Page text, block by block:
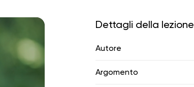
01:44
Dettagli della lezione
Autore
Argomento